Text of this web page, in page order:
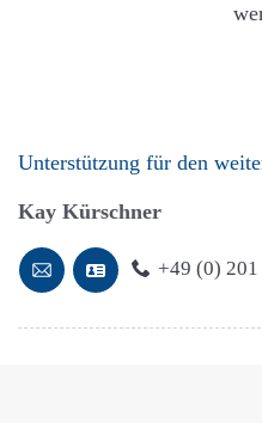
Unterstützung für den
Kay Kürschner
+49 (0)